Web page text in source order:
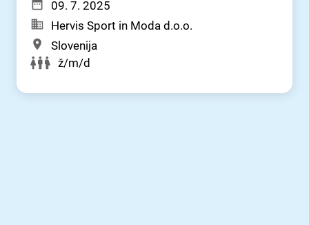
09. 7. 2025
Hervis Sport in Moda d.o.o.
Slovenija
ž/m/d